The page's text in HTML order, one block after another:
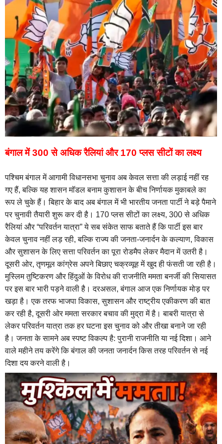
बंगाल में 300 से अधिक रैलियां और 170 प्लस सीटों का लक्ष्य
पश्चिम बंगाल में आगामी विधानसभा चुनाव अब केवल सत्ता की लड़ाई नहीं रह
गए हैं, बल्कि यह शासन मॉडल बनाम कुशासन के बीच निर्णायक मुकाबले का
रूप ले चुके हैं। बिहार के बाद अब बंगाल में भी भारतीय जनता पार्टी ने बड़े पैमाने
पर चुनावी तैयारी शुरू कर दी है। 170 प्लस सीटों का लक्ष्य, 300 से अधिक
रैलियां और “परिवर्तन यात्रा” ये सब संकेत साफ बताते हैं कि पार्टी इस बार
केवल चुनाव नहीं लड़ रही, बल्कि राज्य की जनता-जनार्दन के कल्याण, विकास
और सुशासन के लिए सत्ता परिवर्तन का पूरा रोडमैप लेकर मैदान में उतरी है।
दूसरी ओर, तृणमूल कांग्रेस अपने बिछाए चक्रव्यूह में खुद ही फंसती जा रही है।
मुस्लिम तुष्टिकरण और हिंदुओं के विरोध की राजनीति ममता बनर्जी की सियासत
पर इस बार भारी पड़ने वाली है। दरअसल, बंगाल आज एक निर्णायक मोड़ पर
खड़ा है। एक तरफ भाजपा विकास, सुशासन और राष्ट्रीय एकीकरण की बात
कर रही है, दूसरी ओर ममता सरकार बचाव की मुद्रा में है। बाबरी यात्रा से
लेकर परिवर्तन यात्रा तक हर घटना इस चुनाव को और तीखा बनाने जा रही
है। जनता के सामने अब स्पष्ट विकल्प है: पुरानी राजनीति या नई दिशा। आने
वाले महीने तय करेंगे कि बंगाल की जनता जनार्दन किस तरह परिवर्तन से नई
दिशा दय करने वाली है।